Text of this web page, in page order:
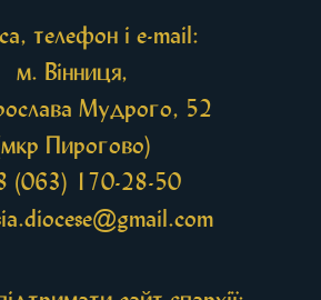
телефон і e-mail:
м. Вінниця,
Мудрого, 52
Пирогово)
(063) 170-28-50